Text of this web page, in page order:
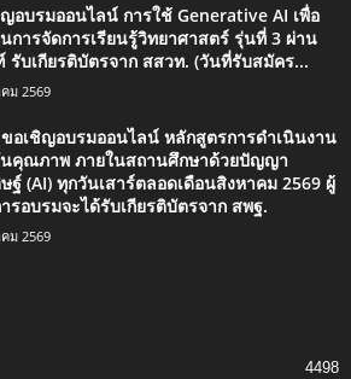
อบรมออนไลน์ การใช้ Generative AI เพื่อ
การจัดการเรียนรู้วิทยาศาสตร์ รุ่นที่ 3 ผ่าน
รับเกียรติบัตรจาก สสวท. (วันที่รับสมัคร...
ม 2569
อเชิญอบรมออนไลน์ หลักสูตรการดำเนินงาน
คุณภาพ ภายในสถานศึกษาด้วยปัญญา
ฐ์ (AI) ทุกวันเสาร์ตลอดเดือนสิงหาคม 2569 ผู้
รอบรมจะได้รับเกียรติบัตรจาก สพฐ.
ม 2569
4498